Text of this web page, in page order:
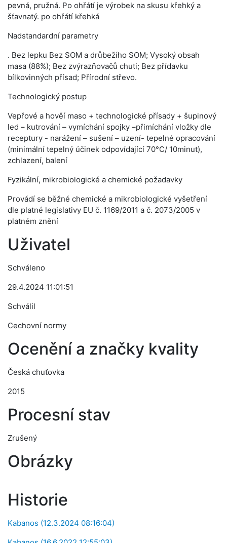
pevná, pružná. Po ohřátí je výrobek na skusu křehký a
šťavnatý. po ohřátí křehká
Nadstandardní parametry
. Bez lepku Bez SOM a drůbežího SOM; Vysoký obsah
masa (88%); Bez zvýrazňovačů chuti; Bez přídavku
bílkovinných přísad; Přírodní střevo.
Technologický postup
Vepřové a hověí maso + technologické přísady + šupinový
led – kutrování – vymíchání spojky –přimíchání vložky dle
receptury - narážení – sušení – uzení- tepelné opracování
(minimální tepelný účinek odpovídající 70°C/ 10minut),
zchlazení, balení
Fyzikální, mikrobiologické a chemické požadavky
Provádí se běžné chemické a mikrobiologické vyšetření
dle platné legislativy EU č. 1169/2011 a č. 2073/2005 v
platném znění
Uživatel
Schváleno
29.4.2024 11:01:51
Schválil
Cechovní normy
Ocenění a značky kvality
Česká chuťovka
2015
Procesní stav
Zrušený
Obrázky
Historie
Kabanos (12.3.2024 08:16:04)